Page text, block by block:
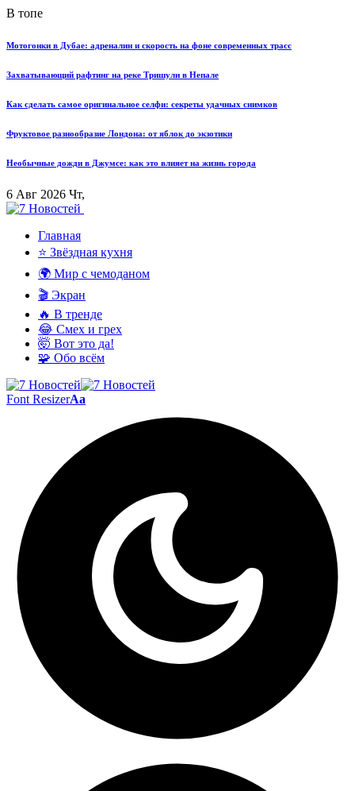
В топе
Мотогонки в Дубае: адреналин и скорость на фоне современных трасс
Захватывающий рафтинг на реке Тришули в Непале
Как сделать самое оригинальное селфи: секреты удачных снимков
Фруктовое разнообразие Лондона: от яблок до экзотики
Необычные дожди в Джумсе: как это влияет на жизнь города
6 Авг 2026 Чт,
Главная
⭐ Звёздная кухня
🌍 Мир с чемоданом
🎬 Экран
🔥 В тренде
😂 Смех и грех
🤯 Вот это да!
🧩 Обо всём
Font ResizerAa